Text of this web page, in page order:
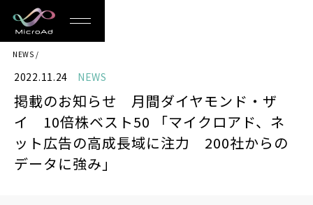
MicroAd
-
Redesigning
the
Future
Life
NEWS
2022.11.24 NEWS
掲載のお知らせ 月間ダイヤモンド・ザ
イ 10倍株ベスト50 「マイクロアド、ネ
ット広告の高成長域に注力 200社からの
データに強み」